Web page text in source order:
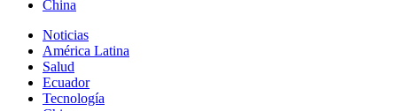
China
Noticias
América Latina
Salud
Ecuador
Tecnología